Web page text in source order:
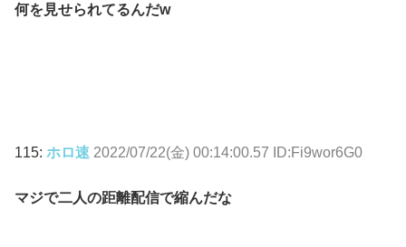
何を見せられてるんだw
115: ホロ速 2022/07/22(金) 00:14:00.57 ID:Fi9wor6G0
マジで二人の距離配信で縮んだな